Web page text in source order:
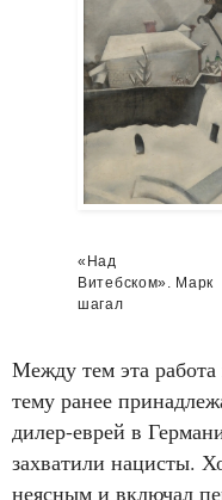
«Над
Витебском». Марк
шагал
Между тем эта
тему ранее
дилер-еврей в
захватили нацисты.
неясным и включал